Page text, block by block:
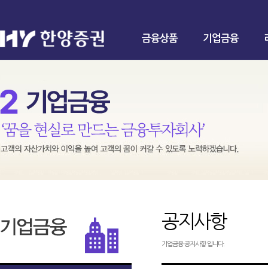
금융상품 기업금융
공지사항
기업금융 공지사항 입니다.